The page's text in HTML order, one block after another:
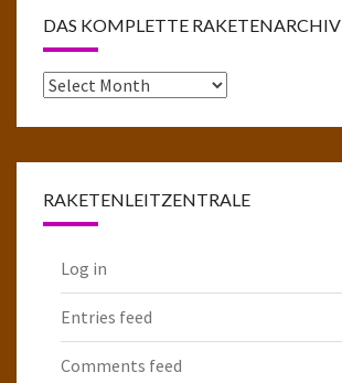
DAS KOMPLETTE RAKETENARCHIV
Das
RAKETENLEITZENTRALE
Log in
Entries feed
Comments feed